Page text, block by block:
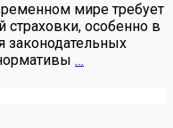
мире требует
особенно в
законодательных
…